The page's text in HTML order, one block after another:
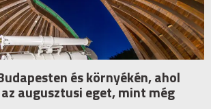
és környékén, ahol
augusztusi eget, mint még